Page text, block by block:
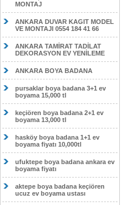
MONTAJ
ANKARA DUVAR KAGIT MODEL
VE MONTAJI 0554 184 41 66
ANKARA TAMİRAT TADİLAT
DEKORASYON EV YENİLEME
ANKARA BOYA BADANA
pursaklar boya badana 3+1 ev
boyama 15,000 tl
keçiören boya badana 2+1 ev
boyama 13,000 tl
hasköy boya badana 1+1 ev
boyama fiyatı 10,000tl
ufuktepe boya badana ankara ev
boyama fiyatı
aktepe boya badana keçiören
ucuz ev boyama ustası